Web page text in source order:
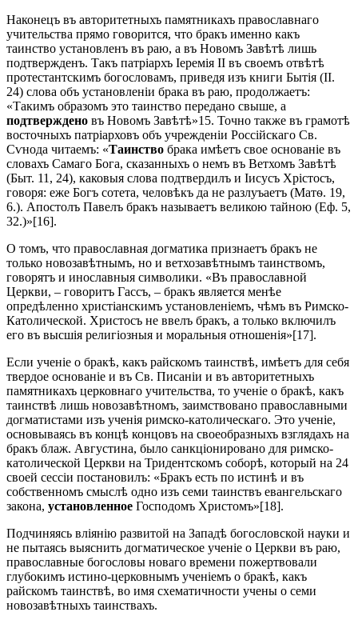
Наконецъ въ авторитетныхъ памятникахъ православнаго
учительства прямо говорится, что бракъ именно какъ
таинство установленъ въ раю, а въ Новомъ Завѣтѣ лишь
подтвержденъ. Такъ патріархъ Іеремія II въ своемъ отвѣтѣ
протестантскимъ богословамъ, приведя изъ книги Бытія (II.
24) слова объ установленіи брака въ раю, продолжаетъ:
«Такимъ образомъ это таинство передано свыше, а
подтверждено въ Новомъ Завѣтѣ»15. Точно также въ грамотѣ
восточныхъ патріарховъ объ учрежденіи Россійскаго Св.
Сѵнода читаемъ: «Таинство брака имѣетъ свое основаніе въ
словахъ Самаго Бога, сказанныхъ о немъ въ Ветхомъ Завѣтѣ
(Быт. 11, 24), каковыя слова подтвердилъ и Іисусъ Хрістосъ,
говоря: еже Богъ сотета, человѣкъ да не разлуъaетъ (Матѳ. 19,
6.). Апостолъ Павелъ бракъ называетъ великою тайною (Еф. 5,
32.)»[16].
О томъ, что православная догматика признаетъ бракъ не
только новозавѣтнымъ, но и ветхозавѣтнымъ таинствомъ,
говорятъ и инославныя символики. «Въ православной
Церкви, – говоритъ Гассъ, – бракъ является менѣе
опредѣленно христіанскимъ установленіемъ, чѣмъ въ Римско-
Католической. Христосъ не ввелъ бракъ, а только включилъ
его въ высшія религіозныя и моральныя отношенія»[17].
Если ученіе о бракѣ, какъ райскомъ таинствѣ, имѣетъ для себя
твердое основаніе и въ Св. Писаніи и въ авторитетныхъ
памятникахъ церковнаго учительства, то ученіе о бракѣ, какъ
таинствѣ лишь новозавѣтномъ, заимствовано православными
догматистами изъ ученія римско-католическаго. Это ученіе,
основываясь въ концѣ концовъ на своеобразныхъ взглядахъ на
бракъ блаж. Августина, было санкціонировано для римско-
католической Церкви на Тридентскомъ соборѣ, который на 24
своей сессіи постановилъ: «Бракъ есть по истинѣ и въ
собственномъ смыслѣ одно изъ семи таинствъ евангельскаго
закона, установленное Господомъ Христомъ»[18].
Подчиняясь вліянію развитой на Западѣ богословской науки и
не пытаясь выяснить догматическое ученіе о Церкви въ раю,
православные богословы новаго времени пожертвовали
глубокимъ истино-церковнымъ ученіемъ о бракѣ, какъ
райскомъ таинствѣ, во имя схематичности учены о семи
новозавѣтныхъ таинствахъ.